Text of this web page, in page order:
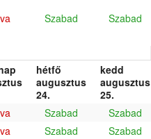
Szabad Szabad
hétfő
augusztus
24.
kedd
augusztus
25.
Szabad
Szabad
Szabad
Szabad